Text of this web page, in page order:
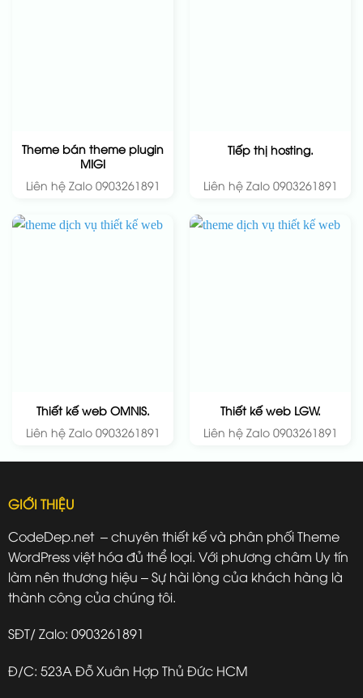
Theme bán theme plugin
MIGI
Liên hệ Zalo 0903261891
Tiếp thị hosting.
Liên hệ Zalo 0903261891
Thiết kế web OMNIS.
Liên hệ Zalo 0903261891
Thiết kế web LGW.
Liên hệ Zalo 0903261891
GIỚI THIỆU
CodeDep.net – chuyên thiết kế và phân phối Theme
WordPress việt hóa đủ thể loại. Với phương châm Uy tín
làm nên thương hiệu – Sự hài lòng của khách hàng là
thành công của chúng tôi.
SĐT/ Zalo: 0903261891
Đ/C: 523A Đỗ Xuân Hợp Thủ Đức HCM